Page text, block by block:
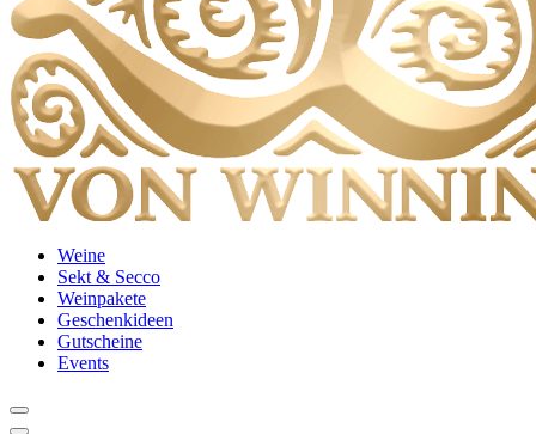
Weine
Sekt & Secco
Weinpakete
Geschenkideen
Gutscheine
Events